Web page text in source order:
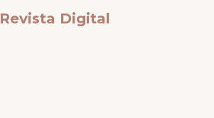
Revista Digital